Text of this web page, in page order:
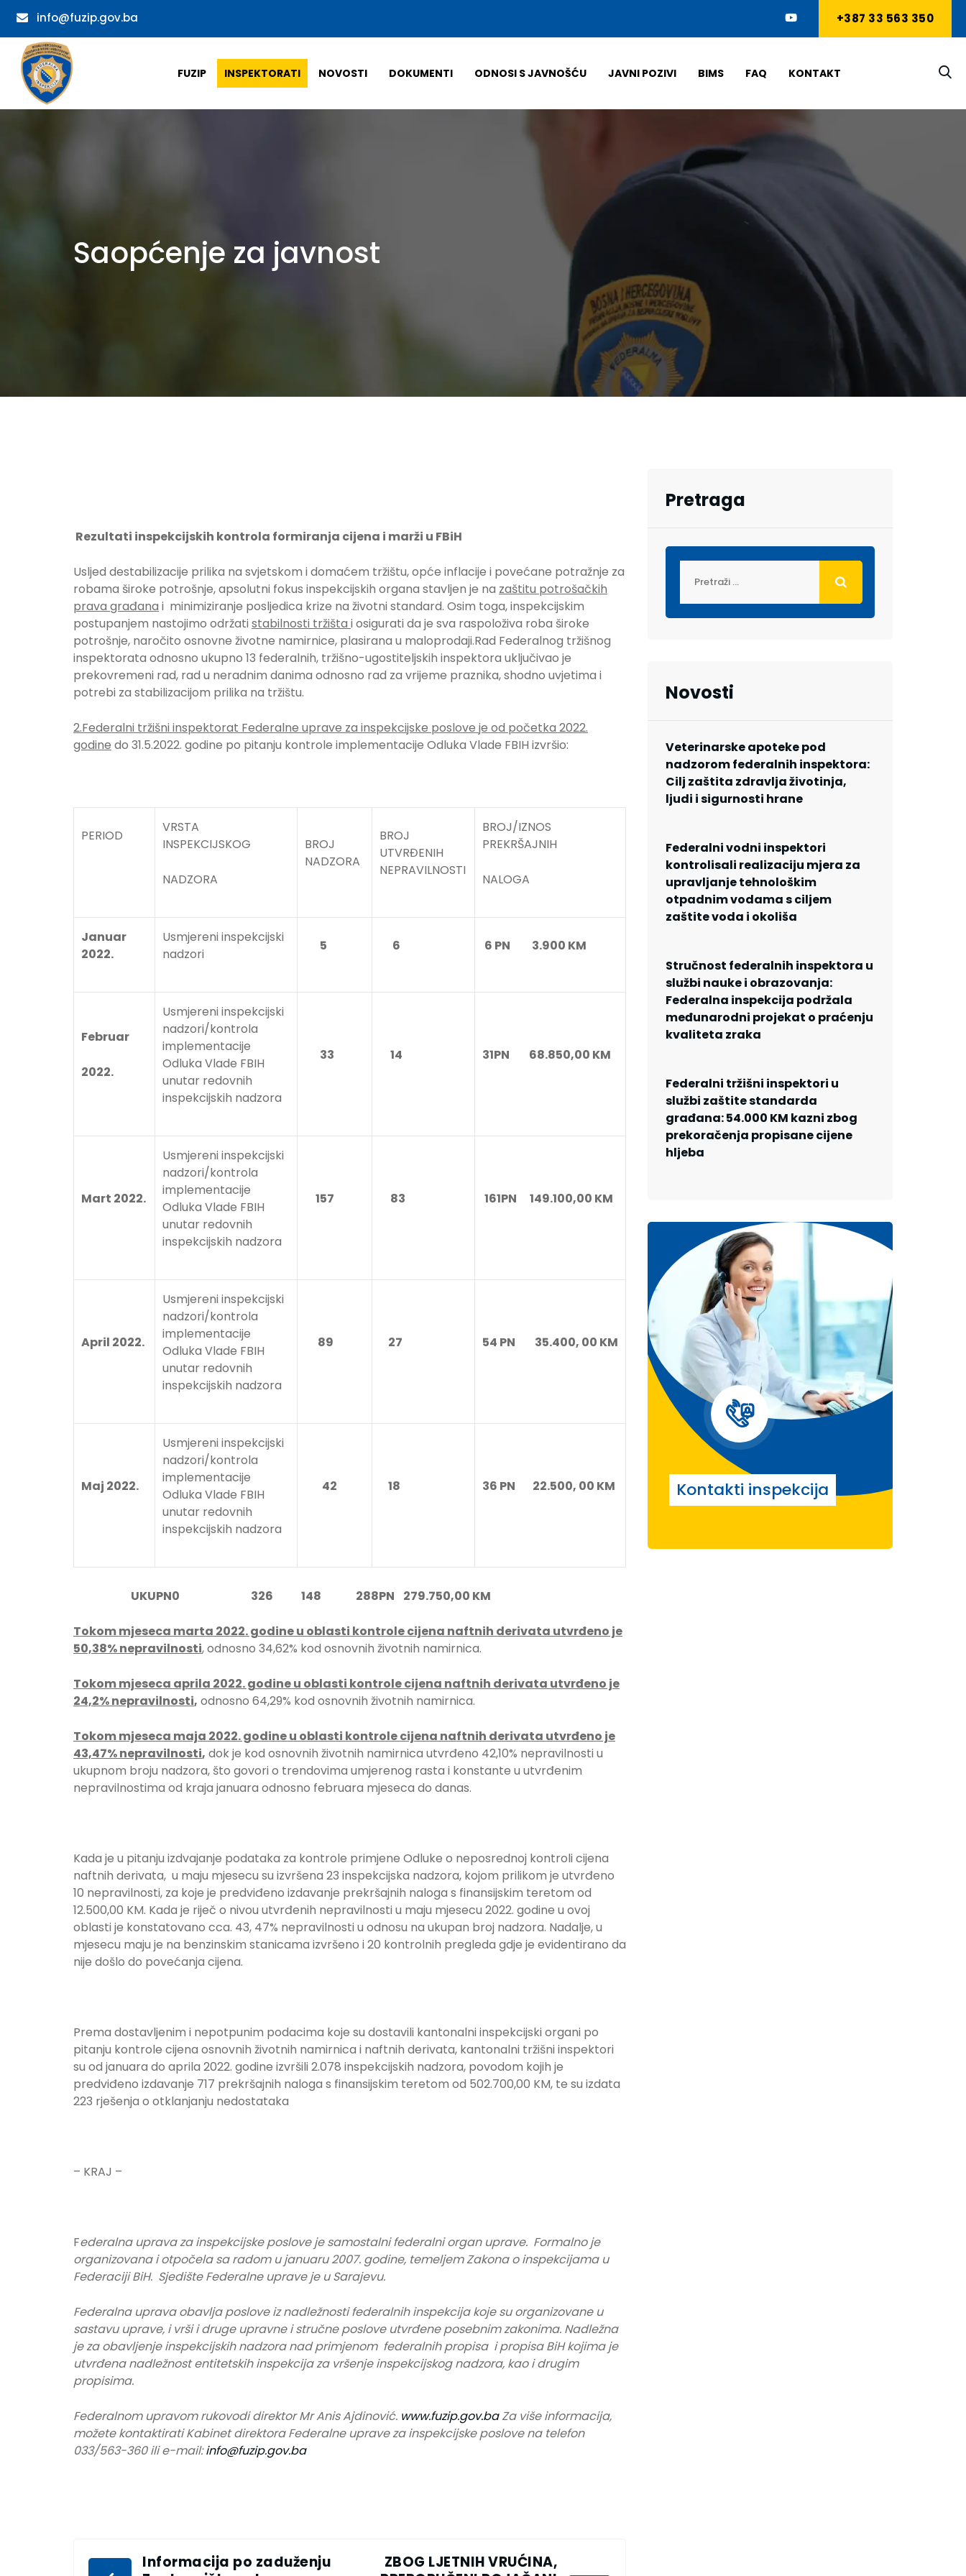
info@fuzip.gov.ba +387 33 563 350
FUZIP INSPEKTORATI NOVOSTI DOKUMENTI ODNOSI S JAVNOŠĆU JAVNI POZIVI BIMS FAQ KONTAKT
Saopćenje za javnost
Rezultati inspekcijskih kontrola formiranja cijena i marži u FBiH
Usljed destabilizacije prilika na svjetskom i domaćem tržištu, opće inflacije i povećane potražnje za
robama široke potrošnje, apsolutni fokus inspekcijskih organa stavljen je na zaštitu potrošačkih
prava građana i minimiziranje posljedica krize na životni standard. Osim toga, inspekcijskim
postupanjem nastojimo održati stabilnosti tržišta i osigurati da je sva raspoloživa roba široke
potrošnje, naročito osnovne životne namirnice, plasirana u maloprodaji.Rad Federalnog tržišnog
inspektorata odnosno ukupno 13 federalnih, tržišno-ugostiteljskih inspektora uključivao je
prekovremeni rad, rad u neradnim danima odnosno rad za vrijeme praznika, shodno uvjetima i
potrebi za stabilizacijom prilika na tržištu.
2.Federalni tržišni inspektorat Federalne uprave za inspekcijske poslove je od početka 2022.
godine do 31.5.2022. godine po pitanju kontrole implementacije Odluka Vlade FBIH izvršio:
PERIOD
VRSTA
INSPEKCIJSKOG
NADZORA
BROJ
NADZORA
BROJ
UTVRĐENIH
NEPRAVILNOSTI
BROJ/IZNOS
PREKRŠAJNIH
NALOGA
Januar
2022.
Usmjereni inspekcijski
nadzori
5 6 6 PN 3.900 KM
Februar
2022.
Usmjereni inspekcijski
nadzori/kontrola
implementacije
Odluka Vlade FBIH
unutar redovnih
inspekcijskih nadzora
33 14 31PN 68.850,00 KM
Mart 2022.
Usmjereni inspekcijski
nadzori/kontrola
implementacije
Odluka Vlade FBIH
unutar redovnih
inspekcijskih nadzora
157 83 161PN 149.100,00 KM
April 2022.
Usmjereni inspekcijski
nadzori/kontrola
implementacije
Odluka Vlade FBIH
unutar redovnih
inspekcijskih nadzora
89 27 54 PN 35.400, 00 KM
Maj 2022.
Usmjereni inspekcijski
nadzori/kontrola
implementacije
Odluka Vlade FBIH
unutar redovnih
inspekcijskih nadzora
42 18 36 PN 22.500, 00 KM
UKUPN0 326 148 288PN 279.750,00 KM
Tokom mjeseca marta 2022. godine u oblasti kontrole cijena naftnih derivata utvrđeno je
50,38% nepravilnosti, odnosno 34,62% kod osnovnih životnih namirnica.
Tokom mjeseca aprila 2022. godine u oblasti kontrole cijena naftnih derivata utvrđeno je
24,2% nepravilnosti, odnosno 64,29% kod osnovnih životnih namirnica.
Tokom mjeseca maja 2022. godine u oblasti kontrole cijena naftnih derivata utvrđeno je
43,47% nepravilnosti, dok je kod osnovnih životnih namirnica utvrđeno 42,10% nepravilnosti u
ukupnom broju nadzora, što govori o trendovima umjerenog rasta i konstante u utvrđenim
nepravilnostima od kraja januara odnosno februara mjeseca do danas.
Kada je u pitanju izdvajanje podataka za kontrole primjene Odluke o neposrednoj kontroli cijena
naftnih derivata, u maju mjesecu su izvršena 23 inspekcijska nadzora, kojom prilikom je utvrđeno
10 nepravilnosti, za koje je predviđeno izdavanje prekršajnih naloga s finansijskim teretom od
12.500,00 KM. Kada je riječ o nivou utvrđenih nepravilnosti u maju mjesecu 2022. godine u ovoj
oblasti je konstatovano cca. 43, 47% nepravilnosti u odnosu na ukupan broj nadzora. Nadalje, u
mjesecu maju je na benzinskim stanicama izvršeno i 20 kontrolnih pregleda gdje je evidentirano da
nije došlo do povećanja cijena.
Prema dostavljenim i nepotpunim podacima koje su dostavili kantonalni inspekcijski organi po
pitanju kontrole cijena osnovnih životnih namirnica i naftnih derivata, kantonalni tržišni inspektori
su od januara do aprila 2022. godine izvršili 2.078 inspekcijskih nadzora, povodom kojih je
predviđeno izdavanje 717 prekršajnih naloga s finansijskim teretom od 502.700,00 KM, te su izdata
223 rješenja o otklanjanju nedostataka
– KRAJ –
Federalna uprava za inspekcijske poslove je samostalni federalni organ uprave. Formalno je
organizovana i otpočela sa radom u januaru 2007. godine, temeljem Zakona o inspekcijama u
Federaciji BiH. Sjedište Federalne uprave je u Sarajevu.
Federalna uprava obavlja poslove iz nadležnosti federalnih inspekcija koje su organizovane u
sastavu uprave, i vrši i druge upravne i stručne poslove utvrđene posebnim zakonima. Nadležna
je za obavljenje inspekcijskih nadzora nad primjenom federalnih propisa i propisa BiH kojima je
utvrđena nadležnost entitetskih inspekcija za vršenje inspekcijskog nadzora, kao i drugim
propisima.
Federalnom upravom rukovodi direktor Mr Anis Ajdinović. www.fuzip.gov.ba Za više informacija,
možete kontaktirati Kabinet direktora Federalne uprave za inspekcijske poslove na telefon
033/563-360 ili e-mail:info@fuzip.gov.ba
Informacija po zaduženju
ZBOG LJETNIH VRUĆINA,
Pretraga
Novosti
Veterinarske apoteke pod
nadzorom federalnih inspektora:
Cilj zaštita zdravlja životinja,
ljudi i sigurnosti hrane
Federalni vodni inspektori
kontrolisali realizaciju mjera za
upravljanje tehnološkim
otpadnim vodama s ciljem
zaštite voda i okoliša
Stručnost federalnih inspektora u
službi nauke i obrazovanja:
Federalna inspekcija podržala
međunarodni projekat o praćenju
kvaliteta zraka
Federalni tržišni inspektori u
službi zaštite standarda
građana: 54.000 KM kazni zbog
prekoračenja propisane cijene
hljeba
Kontakti inspekcija